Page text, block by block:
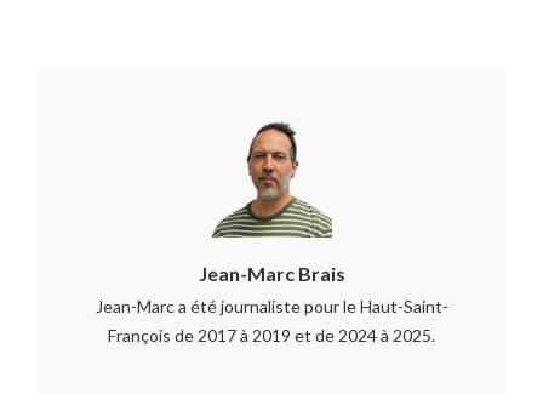
Jean-Marc Brais
Jean-Marc a été journaliste pour le Haut-Saint-
François de 2017 à 2019 et de 2024 à 2025.